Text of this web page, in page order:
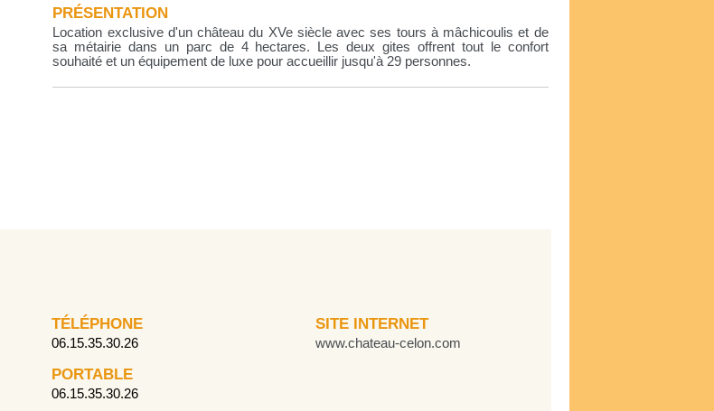
PRÉSENTATION
Location exclusive d'un château du XVe siècle avec ses tours à mâchicoulis et de
sa métairie dans un parc de 4 hectares. Les deux gites offrent tout le confort
souhaité et un équipement de luxe pour accueillir jusqu'à 29 personnes.
TÉLÉPHONE
06.15.35.30.26
PORTABLE
06.15.35.30.26
SITE INTERNET
www.chateau-celon.com